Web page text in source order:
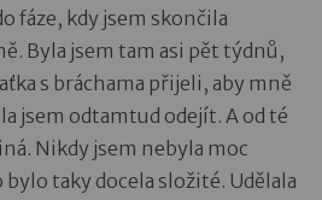
fáze, kdy jsem skončila
Byla jsem tam asi pět týdnů,
s bráchama přijeli, aby mně
jsem odtamtud odejít. A od té
Nikdy jsem nebyla moc
taky docela složité. Udělala